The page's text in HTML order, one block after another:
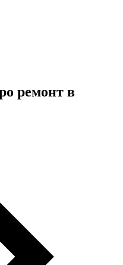
ремонт в